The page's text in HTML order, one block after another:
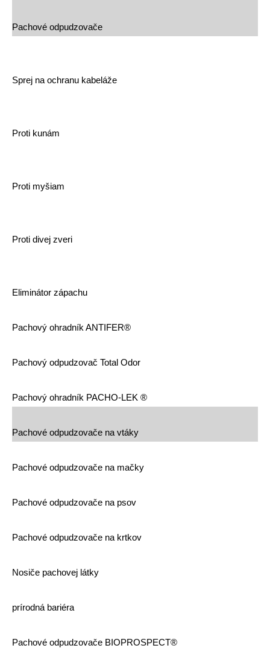
Pachové odpudzovače
Sprej na ochranu kabeláže
Proti kunám
Proti myšiam
Proti divej zveri
Eliminátor zápachu
Pachový ohradník ANTIFER®
Pachový odpudzovač Total Odor
Pachový ohradník PACHO-LEK ®
Pachové odpudzovače na vtáky
Pachové odpudzovače na mačky
Pachové odpudzovače na psov
Pachové odpudzovače na krtkov
Nosiče pachovej látky
prírodná bariéra
Pachové odpudzovače BIOPROSPECT®